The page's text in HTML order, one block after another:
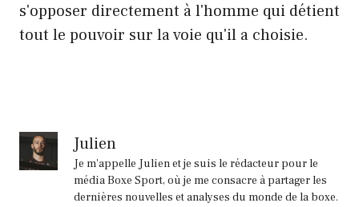
s'opposer directement à l'homme qui détient
tout le pouvoir sur la voie qu'il a choisie.
Julien
Je m'appelle Julien et je suis le rédacteur pour le
média Boxe Sport, où je me consacre à partager les
dernières nouvelles et analyses du monde de la boxe.